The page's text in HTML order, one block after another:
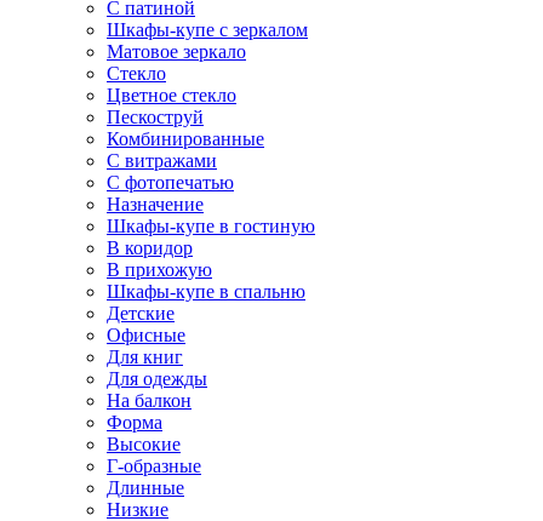
С патиной
Шкафы-купе с зеркалом
Матовое зеркало
Стекло
Цветное стекло
Пескоструй
Комбинированные
С витражами
С фотопечатью
Назначение
Шкафы-купе в гостиную
В коридор
В прихожую
Шкафы-купе в спальню
Детские
Офисные
Для книг
Для одежды
На балкон
Форма
Высокие
Г-образные
Длинные
Низкие